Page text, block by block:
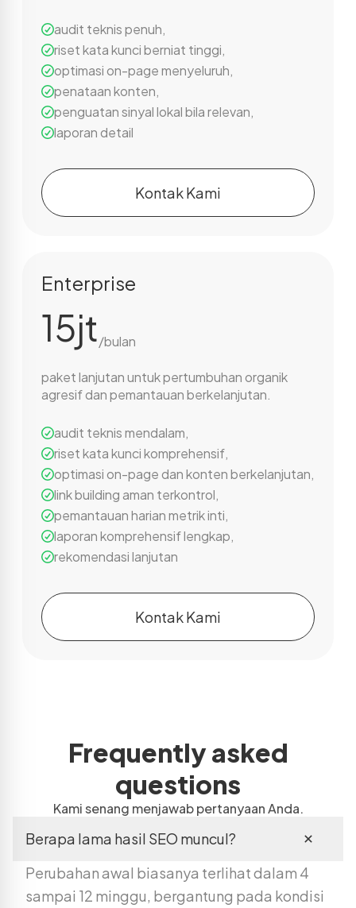
audit teknis penuh,
riset kata kunci berniat tinggi,
optimasi on-page menyeluruh,
penataan konten,
penguatan sinyal lokal bila relevan,
laporan detail
Kontak Kami
Enterprise
15jt/bulan
paket lanjutan untuk pertumbuhan organik
agresif dan pemantauan berkelanjutan.
audit teknis mendalam,
riset kata kunci komprehensif,
optimasi on-page dan konten berkelanjutan,
link building aman terkontrol,
pemantauan harian metrik inti,
laporan komprehensif lengkap,
rekomendasi lanjutan
Kontak Kami
Frequently asked
questions
Kami senang menjawab pertanyaan Anda.
Berapa lama hasil SEO muncul?
Perubahan awal biasanya terlihat dalam 4
sampai 12 minggu, bergantung pada kondisi